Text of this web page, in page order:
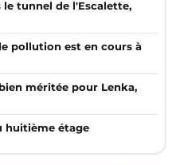
le tunnel de l'Escalette,
pollution est en cours à
méritée pour Lenka,
huitième étage